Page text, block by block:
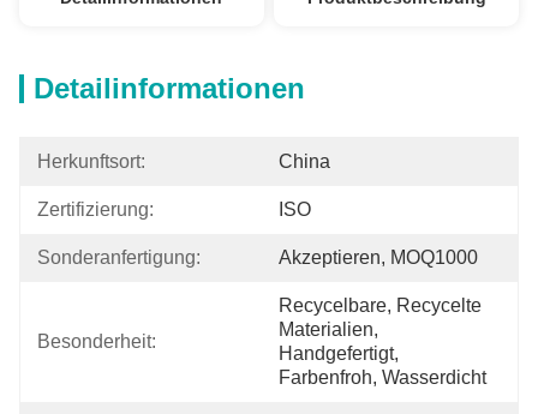
Detailinformationen
Herkunftsort: China
Zertifizierung: ISO
Sonderanfertigung: Akzeptieren, MOQ1000
Besonderheit:
Recycelbare, Recycelte
Materialien,
Handgefertigt,
Farbenfroh, Wasserdicht